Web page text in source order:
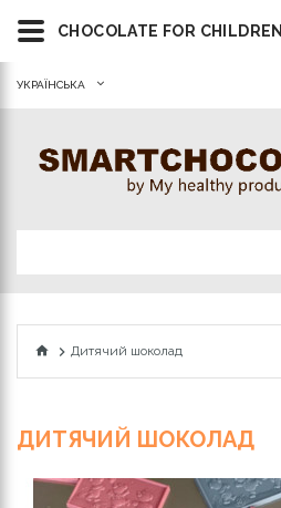
УКРАЇНСЬКА
Дитячий шоколад
ДИТЯЧИЙ ШОКОЛАД
CHOCOLATE FOR CHILDREN